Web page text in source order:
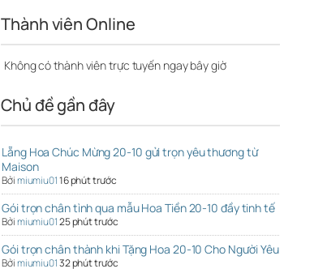
Thành viên Online
Không có thành viên trực tuyến ngay bây giờ
Chủ đề gần đây
Lẵng Hoa Chúc Mừng 20-10 gửi trọn yêu thương từ
Maison
Bởimiumiu0116 phút trước
Gói trọn chân tình qua mẫu Hoa Tiền 20-10 đầy tinh tế
Bởimiumiu0125 phút trước
Gói trọn chân thành khi Tặng Hoa 20-10 Cho Người Yêu
Bởimiumiu0132 phút trước